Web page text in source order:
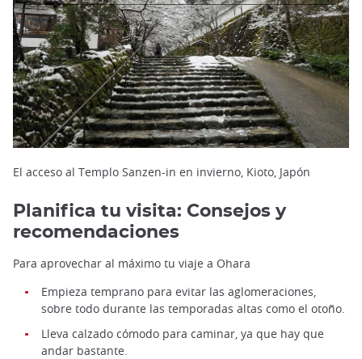
El acceso al Templo Sanzen-in en invierno, Kioto, Japón
Planifica tu visita: Consejos y
recomendaciones
Para aprovechar al máximo tu viaje a Ohara
Empieza temprano para evitar las aglomeraciones,
sobre todo durante las temporadas altas como el otoño.
Lleva calzado cómodo para caminar, ya que hay que
andar bastante.